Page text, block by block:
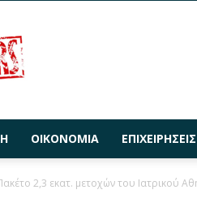
ΟΙΚΟΝΟΜΊΑ ΕΠΙΧΕΙΡΉΣΕΙΣ
2,3 εκατ. μετοχών του Ιατρικού